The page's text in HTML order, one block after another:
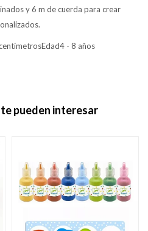
y 6 m de cuerda para crear
- 8 años
pueden interesar